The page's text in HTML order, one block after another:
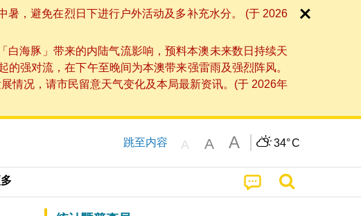
，避免在烈日下进行户外活动及多补充水分。 (于 2026
海豚」带来的内陆气流影响，预料本澳未来数日持续天
强对流，在下午至晚间为本澳带来强雷雨及强烈阵风。
情况，请市民留意天气变化及本局最新资讯。(于 2026年
跳至内容 A A A 34°C